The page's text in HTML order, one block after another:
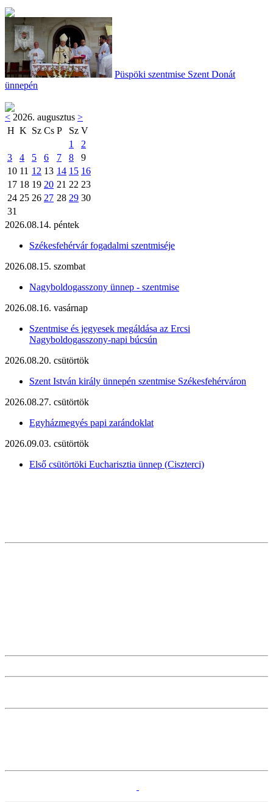
Püspöki szentmise Szent Donát
ünnepén
< 2026. augusztus >
H K Sz Cs P Sz V
1
2
3
4 5 6 7 8
9
10 11 12 13 14 15 16
17 18 19 20 21 22 23
24 25 26 27 28 29 30
31
2026.08.14. péntek
Székesfehérvár fogadalmi szentmiséje
2026.08.15. szombat
Nagyboldogasszony ünnep - szentmise
2026.08.16. vasárnap
Szentmise és jegyesek megáldása az Ercsi
Nagyboldogasszony-napi búcsún
2026.08.20. csütörtök
Szent István király ünnepén szentmise Székesfehérváron
2026.08.27. csütörtök
Egyházmegyés papi zarándoklat
2026.09.03. csütörtök
Első csütörtöki Eucharisztia ünnep (Ciszterci)